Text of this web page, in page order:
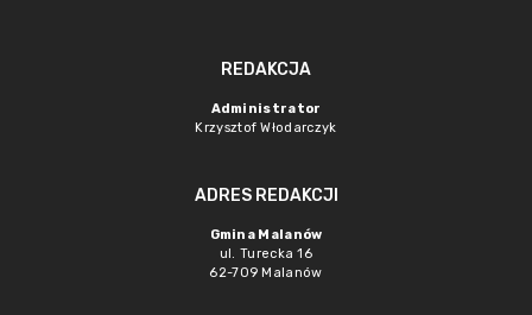
REDAKCJA
Administrator
Krzysztof Włodarczyk
ADRES REDAKCJI
Gmina Malanów
ul. Turecka 16
62-709 Malanów